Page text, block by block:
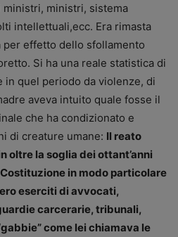
ministri, ministri, sistema
intellettuali,ecc. Era rimasta
per effetto dello sfollamento
Si ha una reale statistica di
in quel periodo da violenze, di
aveva intuito quale fosse il
che ha condizionato e
di creature umane: Il reato
oltre la soglia dei ottant’anni
in modo particolare
eserciti di avvocati,
carcerarie, tribunali,
come lei chiamava le